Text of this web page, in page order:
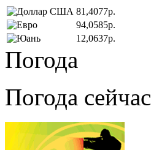
81,4077р.
94,0585р.
12,0637р.
Погода
Погода сейчас